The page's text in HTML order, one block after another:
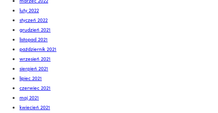
luty 2022
styczeń 2022
grudzień 2021
listopad 2021
październik 2021
wrzesień 2021
sierpień 2021
lipiec 2021
czerwiec 2021
maj 2021
kwiecień 2021